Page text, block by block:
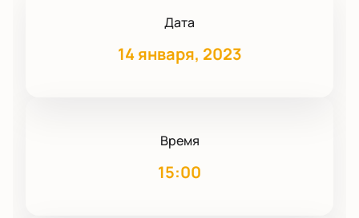
Дата
14 января, 2023
Время
15:00